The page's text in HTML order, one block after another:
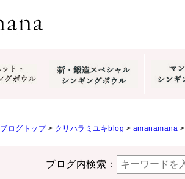
ブログトップ> クリハラミユキblog > amanamana >
ブログ内検索：